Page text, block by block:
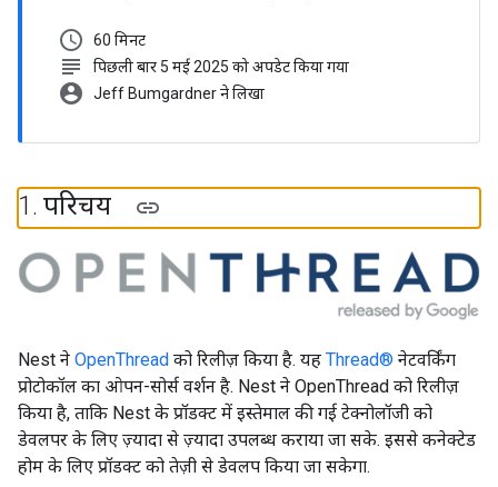
schedule 60 मिनट
subject पिछली बार 5 मई 2025 को अपडेट किया गया
account_circle Jeff Bumgardner ने लिखा
1. परिचय
Nest ने OpenThread को रिलीज़ किया है. यह Thread® नेटवर्किंग
प्रोटोकॉल का ओपन-सोर्स वर्शन है. Nest ने OpenThread को रिलीज़
किया है, ताकि Nest के प्रॉडक्ट में इस्तेमाल की गई टेक्नोलॉजी को
डेवलपर के लिए ज़्यादा से ज़्यादा उपलब्ध कराया जा सके. इससे कनेक्टेड
होम के लिए प्रॉडक्ट को तेज़ी से डेवलप किया जा सकेगा.